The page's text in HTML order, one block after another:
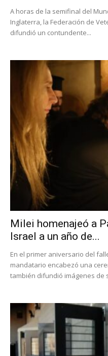
A horas de la semifinal del
Inglaterra, la Federación de
difundió un contundente...
Milei homenajeó a
Israel a un año de...
En el primer aniversario del
mandatario encabezó una
también difundió imágenes de